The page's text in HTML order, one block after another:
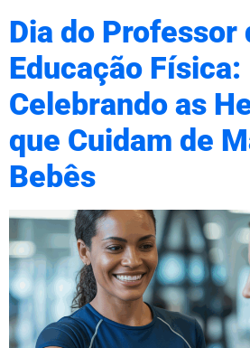
Dia do Professor
Educação Física:
Celebrando as
que Cuidam de
Bebês